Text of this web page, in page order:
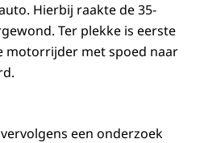
Hierbij raakte de 35-
Ter plekke is eerste
motorrijder met spoed naar
een onderzoek